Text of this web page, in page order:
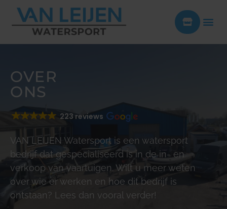
OVER
ONS
223 reviews
VAN LEIJEN Watersport is een watersport
bedrijf dat gespecialiseerd is in de in- en
verkoop van vaartuigen. Wilt u meer weten
over wie er werken en hoe dit bedrijf is
ontstaan? Lees dan vooral verder!